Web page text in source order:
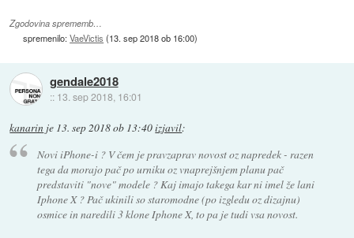
Zgodovina sprememb…
spremenilo:VaeVictis (13. sep 2018 ob 16:00)
gendale2018
:: 13. sep 2018, 16:01
kanarin je 13. sep 2018 ob 13:40izjavil:
Novi iPhone-i ? V čem je pravzaprav novost oz napredek - razen
tega da morajo pač po urniku oz vnaprejšnjem planu pač
predstaviti "nove" modele ? Kaj imajo takega kar ni imel že lani
Iphone X ? Pač ukinili so staromodne (po izgledu oz dizajnu)
osmice in naredili 3 klone Iphone X, to pa je tudi vsa novost.